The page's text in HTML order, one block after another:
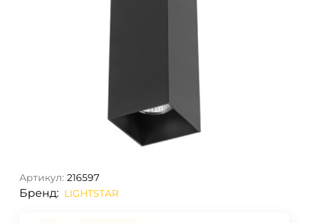
Артикул: 216597
Бренд: LIGHTSTAR